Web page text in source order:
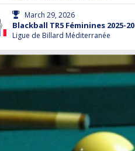
March 29, 2026
Blackball TR5 Féminines 2025-
Ligue de Billard Méditerranée